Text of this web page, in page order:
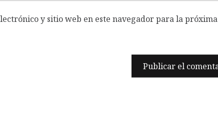
y sitio web en este navegador para la próxima